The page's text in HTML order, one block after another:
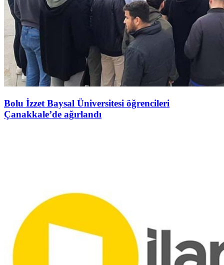
Bolu İzzet Baysal Üniversitesi öğrencileri
Çanakkale’de ağırlandı